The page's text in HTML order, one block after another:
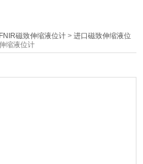
磁致伸缩液位计 >进口磁致伸缩液位
缩液位计